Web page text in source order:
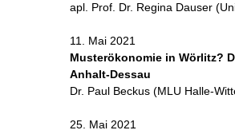
apl. Prof. Dr. Regina Dauser
11. Mai 2021
Musterökonomie in Wörlitz?
Anhalt-Dessau
Dr. Paul Beckus (MLU Halle-
25. Mai 2021